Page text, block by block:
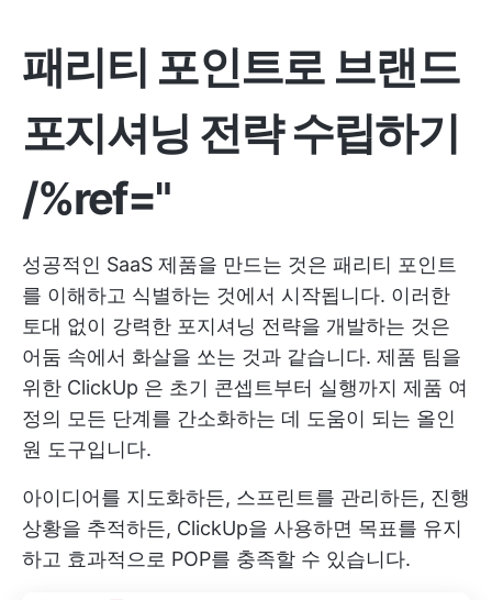
패리티 포인트로 브랜드
포지셔닝 전략 수립하기
/%ref="
성공적인 SaaS 제품을 만드는 것은 패리티 포인트
를 이해하고 식별하는 것에서 시작됩니다. 이러한
토대 없이 강력한 포지셔닝 전략을 개발하는 것은
어둠 속에서 화살을 쏘는 것과 같습니다. 제품 팀을
위한 ClickUp 은 초기 콘셉트부터 실행까지 제품 여
정의 모든 단계를 간소화하는 데 도움이 되는 올인
원 도구입니다.
아이디어를 지도화하든, 스프린트를 관리하든, 진행
상황을 추적하든, ClickUp을 사용하면 목표를 유지
하고 효과적으로 POP를 충족할 수 있습니다.